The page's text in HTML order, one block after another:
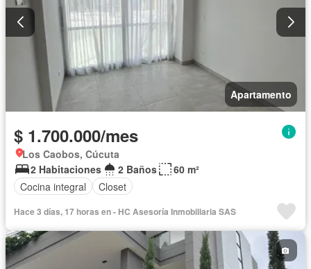
Apartamento
$ 1.700.000/mes
Los Caobos, Cúcuta
2 Habitaciones
2 Baños
60 m²
Cocina integral
Closet
Hace 3 días, 17 horas en - HC Asesoría Inmobiliaria SAS